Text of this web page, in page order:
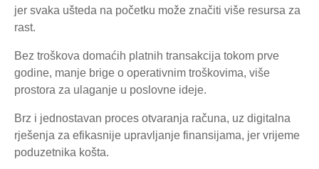
jer svaka ušteda na početku može značiti više resursa za
rast.
Bez troškova domaćih platnih transakcija tokom prve
godine, manje brige o operativnim troškovima, više
prostora za ulaganje u poslovne ideje.
Brz i jednostavan proces otvaranja računa, uz digitalna
rješenja za efikasnije upravljanje finansijama, jer vrijeme
poduzetnika košta.